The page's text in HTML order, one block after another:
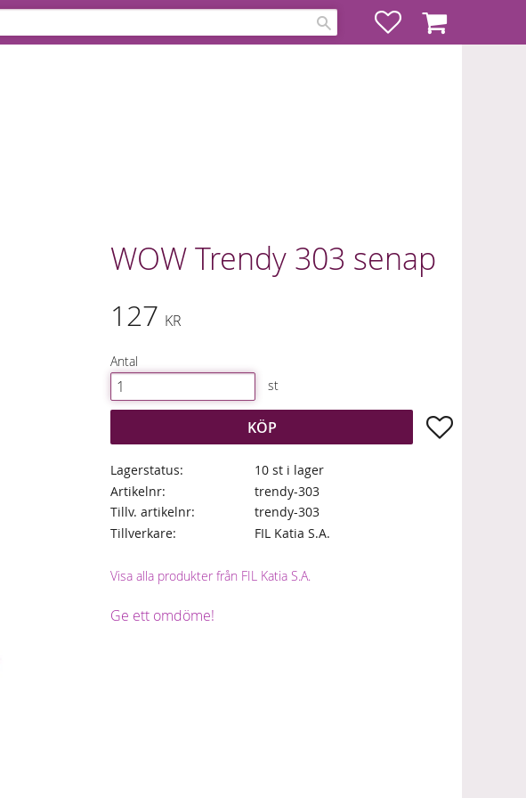
FavoriterKundvagn
WOW Trendy 303 senap
127 KR
Antal
st
KÖP Lägg till i
Lagerstatus
10 st i lager
Artikelnr
trendy-303
Tillv. artikelnr
trendy-303
Tillverkare
FIL Katia S.A.
Visa alla produkter från FIL Katia S.A.
Ge ett omdöme!